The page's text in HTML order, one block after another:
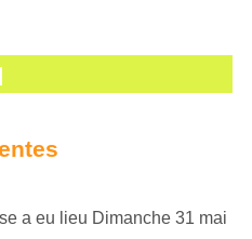
a eu lieu Dimanche 31 mai